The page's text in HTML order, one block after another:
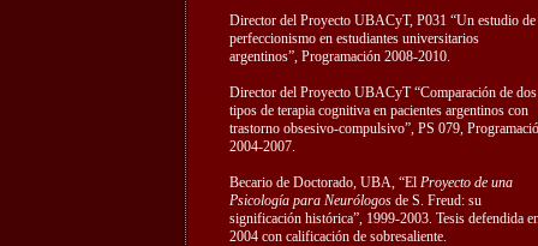
Director del Proyecto UBACyT, P031 “Un estudio de
perfeccionismo en estudiantes universitarios
argentinos”, Programación 2008-2010.
Director del Proyecto UBACyT “Comparación de dos
tipos de terapia cognitiva en pacientes argentinos con
trastorno obsesivo-compulsivo”, PS 079,
2004-2007.
Becario de Doctorado, UBA, “El Proyecto de una
Psicología para Neurólogosde S. Freud: su
significación histórica”, 1999-2003. Tesis defendida
2004 con calificación de sobresaliente.